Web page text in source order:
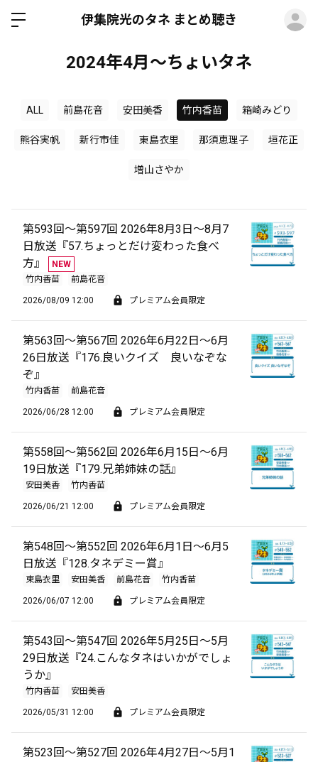
伊集院光のタネ まとめ聴き
2024年4月～ちょいタネ
ALL 前島花音 安田美香 竹内香苗 箱崎みどり
熊谷実帆 新行市佳 東島衣里 那須恵理子 垣花正
増山さやか
第593回～第597回 2026年8月3日～8月7
日放送『57.ちょっとだけ変わった食べ
方』
NEW
竹内香苗
前島花音
2026/08/09 12:00 プレミアム会員限定
第563回～第567回 2026年6月22日～6月
26日放送『176.良いクイズ 良いなぞな
ぞ』
竹内香苗 前島花音
2026/06/28 12:00 プレミアム会員限定
第558回～第562回 2026年6月15日～6月
19日放送『179.兄弟姉妹の話』
安田美香 竹内香苗
2026/06/21 12:00 プレミアム会員限定
第548回～第552回 2026年6月1日～6月5
日放送『128.タネデミー賞』
東島衣里 安田美香 前島花音 竹内香苗
2026/06/07 12:00 プレミアム会員限定
第543回～第547回 2026年5月25日～5月
29日放送『24.こんなタネはいかがでしょ
うか』
竹内香苗 安田美香
2026/05/31 12:00 プレミアム会員限定
第523回～第527回 2026年4月27日～5月1